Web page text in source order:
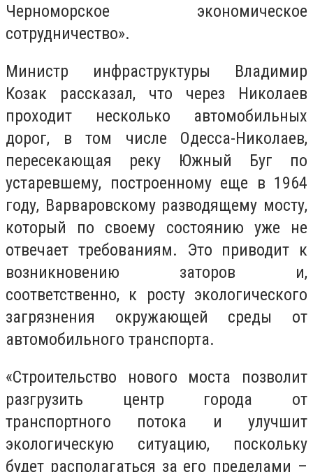
Черноморское экономическое
сотрудничество».
Министр инфраструктуры Владимир
Козак рассказал, что через Николаев
проходит несколько автомобильных
дорог, в том числе Одесса-Николаев,
пересекающая реку Южный Буг по
устаревшему, построенному еще в 1964
году, Варваровскому разводящему мосту,
который по своему состоянию уже не
отвечает требованиям. Это приводит к
возникновению заторов и,
соответственно, к росту экологического
загрязнения окружающей среды от
автомобильного транспорта.
«Строительство нового моста позволит
разгрузить центр города от
транспортного потока и улучшит
экологическую ситуацию, поскольку
будет располагаться за его пределами –